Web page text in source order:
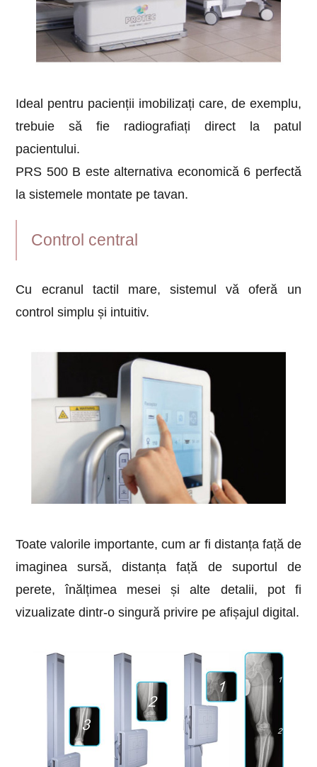
Ideal pentru pacienții imobilizați care, de exemplu,
trebuie să fie radiografiați direct la patul
pacientului.
PRS 500 B este alternativa economică 6 perfectă
la sistemele montate pe tavan.
Control central
Cu ecranul tactil mare, sistemul vă oferă un
control simplu și intuitiv.
Toate valorile importante, cum ar fi distanța față de
imaginea sursă, distanța față de suportul de
perete, înălțimea mesei și alte detalii, pot fi
vizualizate dintr-o singură privire pe afișajul digital.